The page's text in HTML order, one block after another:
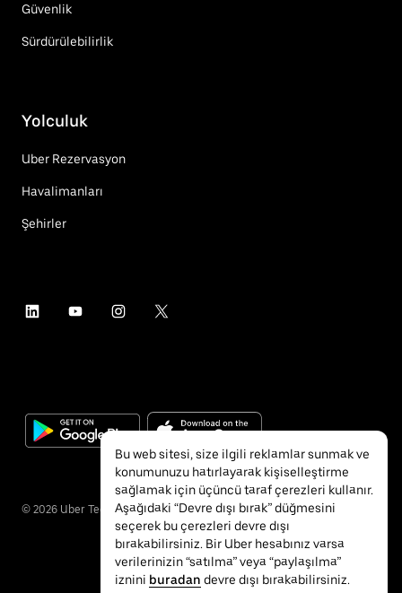
Güvenlik
Sürdürülebilirlik
Yolculuk
Uber Rezervasyon
Havalimanları
Şehirler
© 2026 Uber Technologies Inc.
Bu web sitesi, size ilgili reklamlar sunmak ve
konumunuzu hatırlayarak kişiselleştirme
sağlamak için üçüncü taraf çerezleri kullanır.
Aşağıdaki “Devre dışı bırak” düğmesini
seçerek bu çerezleri devre dışı
bırakabilirsiniz. Bir Uber hesabınız varsa
verilerinizin “satılma” veya “paylaşılma”
iznini buradan devre dışı bırakabilirsiniz.